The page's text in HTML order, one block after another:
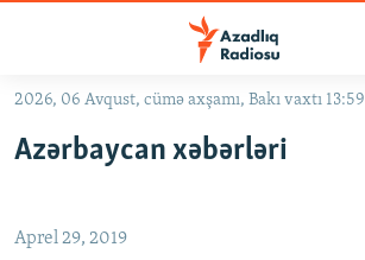
Əsas
qayıt
qayıt
#ƏSLINDƏ
2026, 06 Avqust, cümə axşamı, Bakı vaxtı 13:59
Azərbaycan xəbərləri
Aprel 29, 2019